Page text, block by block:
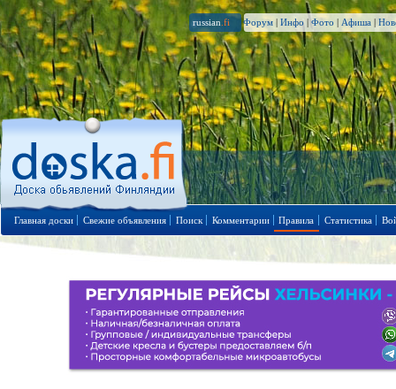
russian .fi Форум | Инфо | Фото | Афиша |
Главная доски Свежие объявления Поиск Комментарии Правила Статистика